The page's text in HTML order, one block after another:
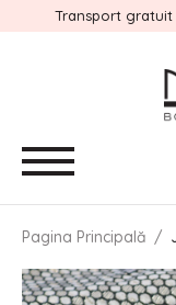
Transport gratuit
Pagina Principală /